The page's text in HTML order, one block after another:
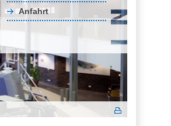
Anfahrt